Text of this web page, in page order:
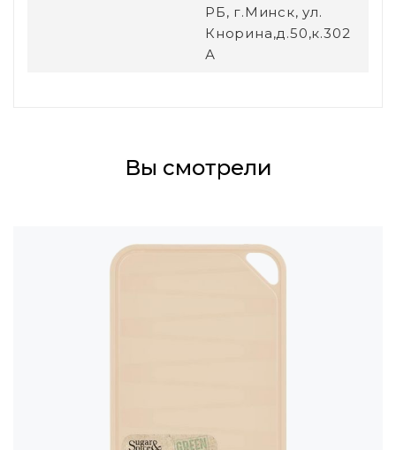
РБ, г.Минск, ул.
Кнорина,д.50,к.302
А
Вы смотрели